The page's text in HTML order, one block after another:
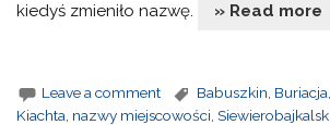
kiedyś zmieniło nazwę. » Read more
Leave a comment Babuszkin Buriacja
Kiachta nazwy miejscowości ,Siewierobajkalsk